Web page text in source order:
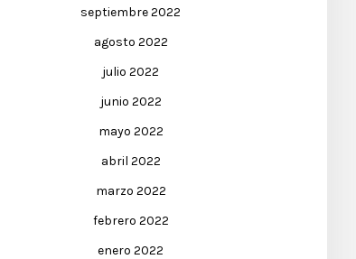
septiembre 2022
agosto 2022
julio 2022
junio 2022
mayo 2022
abril 2022
marzo 2022
febrero 2022
enero 2022